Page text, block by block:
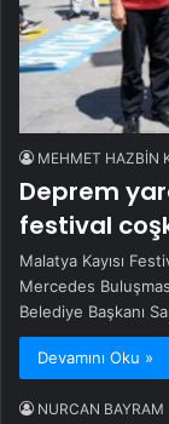
MEHMET HAZBİN
Deprem
festival
Malatya Kayısı
Mercedes
Belediye Başkanı
Devamını Oku »
NURCAN BAYRAM